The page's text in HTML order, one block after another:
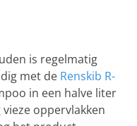
is regelmatig
met de Renskib R-
in een halve liter
vieze oppervlakken